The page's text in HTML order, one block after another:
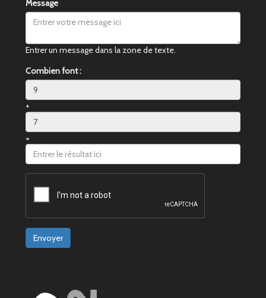
Message
Entrer un message dans la zone de texte.
Combien font :
+
=
Envoyer